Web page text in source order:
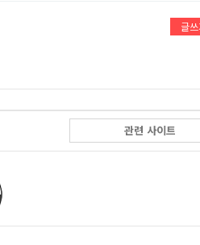
글
관련 사이트